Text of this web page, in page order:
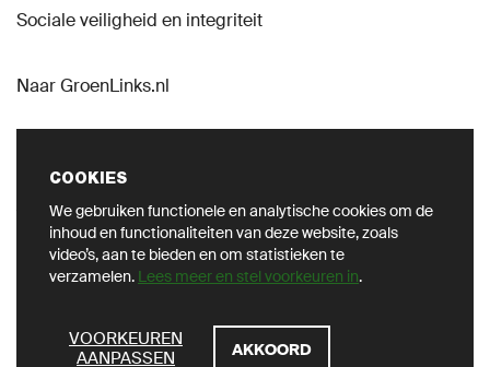
COOKIES
We gebruiken functionele en analytische cookies om de
inhoud en functionaliteiten van deze website, zoals
video’s, aan te bieden en om statistieken te
verzamelen. Lees meer en stel voorkeuren in.
VOORKEUREN
AANPASSEN
AKKOORD
Sociale veiligheid en integriteit
Naar GroenLinks.nl
VOLG ONS OP SOCIAL
ZOEKEN